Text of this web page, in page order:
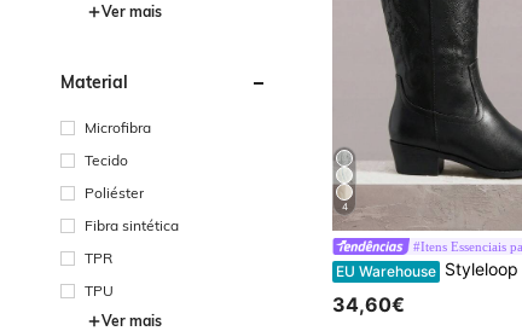
Ver mais
Material
Microfibra
Tecido
Poliéster
Fibra sintética
TPR
TPU
Ver mais
4
#Itens Essenciais
EU Warehouse Styleloop Botas femininas de cano médio, estilo boêmio/
34,60€